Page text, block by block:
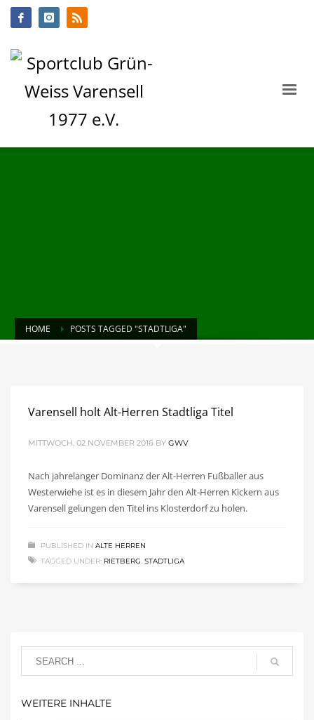
HOME POSTS TAGGED "STADTLIGA"
Varensell holt Alt-Herren Stadtliga Titel
MITTWOCH, 02 NOVEMBER 2016 BY GWV
Nach jahrelanger Dominanz der Alt-Herren Fußballer aus
Westerwiehe ist es in diesem Jahr den Alt-Herren Kickern aus
Varensell gelungen den Titel ins Klosterdorf zu holen.
PUBLISHED IN ALTE HERREN
TAGGED UNDER: RIETBERG, STADTLIGA
WEITERE INHALTE